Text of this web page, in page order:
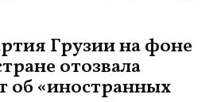
Грузии на фоне
отозвала
об «иностранных